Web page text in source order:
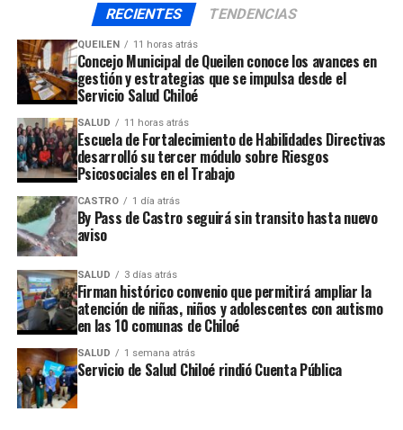
desarrolla este programa en Chiloé sumándose así a
otros establecimientos que llevaron a cabo esta Escuela
de Ciudadanía, como el Liceo Politécnico Holanda de
Llanquihue y el Liceo Fray Pablo Royo de San Pablo.
ARTÍCULOS RELACIONADOS:
UP NEXT
Luego de las movilizaciones Queilen vuelve a la
normalidad
NO TE PIERDAS
Se dio inicio a proceso de licitación del nuevo hospital
de Quellón
RECIENTES TENDENCIAS
QUEILEN 11 horas atrás
Concejo Municipal de Queilen conoce los avances en
gestión y estrategias que se impulsa desde el
Servicio Salud Chiloé
SALUD 11 horas atrás
Escuela de Fortalecimiento de Habilidades Directivas
desarrolló su tercer módulo sobre Riesgos
Psicosociales en el Trabajo
CASTRO 1 día atrás
By Pass de Castro seguirá sin transito hasta nuevo
aviso
SALUD 3 días atrás
Firman histórico convenio que permitirá ampliar la
atención de niñas, niños y adolescentes con autismo
en las 10 comunas de Chiloé
SALUD 1 semana atrás
Servicio de Salud Chiloé rindió Cuenta Pública